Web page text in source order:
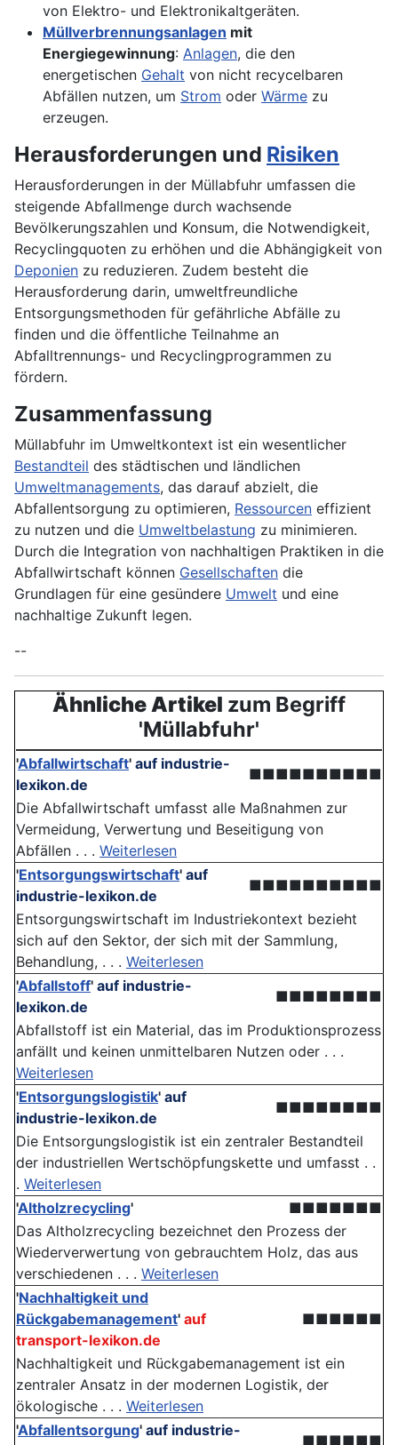
von Elektro- und Elektronikaltgeräten.
Müllverbrennungsanlagen mit
Energiegewinnung: Anlagen, die den
energetischen Gehalt von nicht recycelbaren
Abfällen nutzen, um Strom oder Wärme zu
erzeugen.
Herausforderungen und Risiken
Herausforderungen in der Müllabfuhr umfassen die
steigende Abfallmenge durch wachsende
Bevölkerungszahlen und Konsum, die Notwendigkeit,
Recyclingquoten zu erhöhen und die Abhängigkeit von
Deponien zu reduzieren. Zudem besteht die
Herausforderung darin, umweltfreundliche
Entsorgungsmethoden für gefährliche Abfälle zu
finden und die öffentliche Teilnahme an
Abfalltrennungs- und Recyclingprogrammen zu
fördern.
Zusammenfassung
Müllabfuhr im Umweltkontext ist ein wesentlicher
Bestandteil des städtischen und ländlichen
Umweltmanagements, das darauf abzielt, die
Abfallentsorgung zu optimieren, Ressourcen effizient
zu nutzen und die Umweltbelastung zu minimieren.
Durch die Integration von nachhaltigen Praktiken in die
Abfallwirtschaft können Gesellschaften die
Grundlagen für eine gesündere Umwelt und eine
nachhaltige Zukunft legen.
--
Ähnliche Artikel zum Begriff
'Müllabfuhr'
'Abfallwirtschaft' auf industrie-
lexikon.de
■■■■■■■■■■
Die Abfallwirtschaft umfasst alle Maßnahmen zur
Vermeidung, Verwertung und Beseitigung von
Abfällen . . . Weiterlesen
'Entsorgungswirtschaft' auf
industrie-lexikon.de
■■■■■■■■■■
Entsorgungswirtschaft im Industriekontext bezieht
sich auf den Sektor, der sich mit der Sammlung,
Behandlung, . . . Weiterlesen
'Abfallstoff' auf industrie-
lexikon.de
■■■■■■■■
Abfallstoff ist ein Material, das im Produktionsprozess
anfällt und keinen unmittelbaren Nutzen oder . . .
Weiterlesen
'Entsorgungslogistik' auf
industrie-lexikon.de
■■■■■■■■
Die Entsorgungslogistik ist ein zentraler Bestandteil
der industriellen Wertschöpfungskette und umfasst . .
. Weiterlesen
'Altholzrecycling'
■■■■■■■
Das Altholzrecycling bezeichnet den Prozess der
Wiederverwertung von gebrauchtem Holz, das aus
verschiedenen . . . Weiterlesen
'Nachhaltigkeit und
Rückgabemanagement' auf
transport-lexikon.de
■■■■■■
Nachhaltigkeit und Rückgabemanagement ist ein
zentraler Ansatz in der modernen Logistik, der
ökologische . . . Weiterlesen
'Abfallentsorgung' auf industrie-
■■■■■■